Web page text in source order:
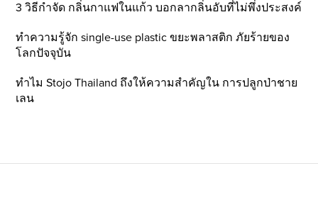
3 วิธีกำจัด กลิ่นกาแฟในแก้ว บอกลากลิ่นอับที่ไม่พึ่งประสงค์
ทำความรู้จัก single-use plastic ขยะพลาสติก ภัยร้ายของ
โลกปัจจุบัน
ทำไม Stojo Thailand ถึงให้ความสำคัญใน การปลูกป่าชาย
เลน